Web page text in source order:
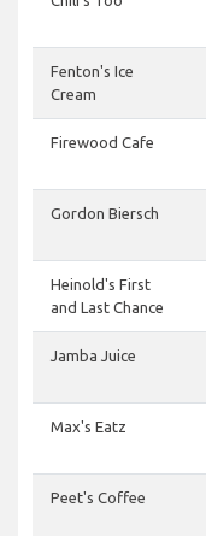
Fenton's Ice
Cream
Firewood Cafe
Gordon Biersch
Heinold's First
and Last Chance
Jamba Juice
Max's Eatz
Peet's Coffee